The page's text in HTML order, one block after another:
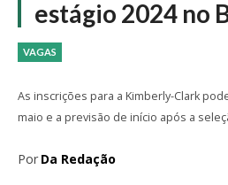
estágio 2024 no
VAGAS
As inscrições para a Kimberly-Clark
maio e a previsão de início após a
Por Da Redação